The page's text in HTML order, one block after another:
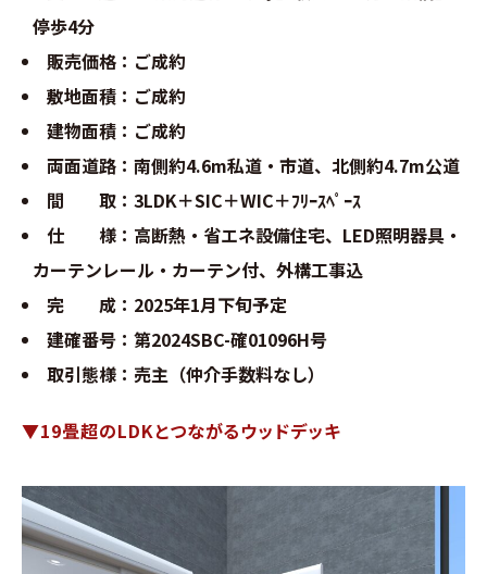
∟スタッフ紹介
お問い合わせ
∟総合お問い合わせ
∟資料請求
∟来場予約
停歩4分
販売価格：ご成約
敷地面積：ご成約
建物面積：ご成約
両面道路：南側約4.6m私道・市道、北側約4.7m公道
間 取：3LDK＋SIC＋WIC＋ﾌﾘｰｽﾍﾟｰｽ
仕 様：高断熱・省エネ設備住宅、LED照明器具・
カーテンレール・カーテン付、外構工事込
完 成：2025年1月下旬予定
建確番号：第2024SBC-確01096H号
取引態様：売主（仲介手数料なし）
▼19畳超のLDKとつながるウッドデッキ